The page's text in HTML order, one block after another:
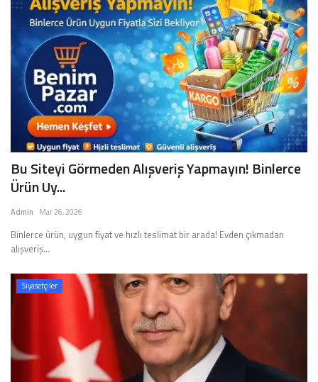
Bu Siteyi Görmeden Alışveriş Yapmayın! Binlerce
Ürün Uy...
Admin Mar 26, 2026
Binlerce ürün, uygun fiyat ve hızlı teslimat bir arada! Evden çıkmadan
alışveriş...
Siyasetçiler